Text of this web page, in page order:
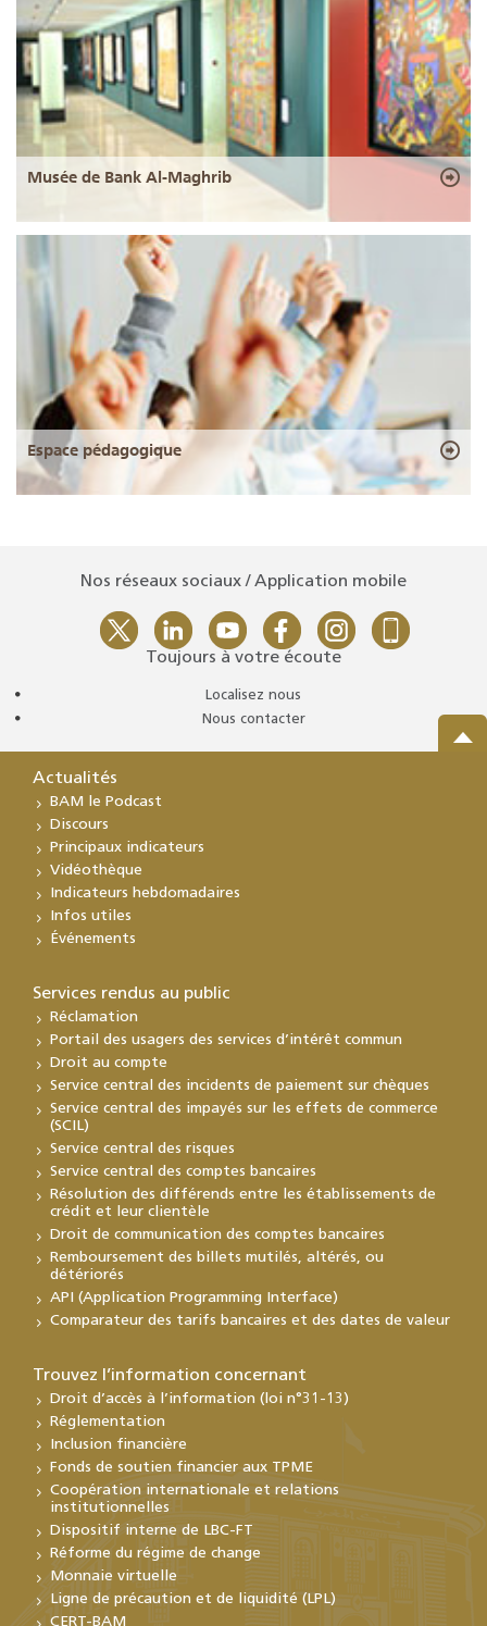
Musée de Bank Al-Maghrib
Espace pédagogique
Nos réseaux sociaux / Application mobile
Toujours à votre écoute
Localisez nous
Nous contacter
Actualités
BAM le Podcast
Discours
Principaux indicateurs
Vidéothèque
Indicateurs hebdomadaires
Infos utiles
Événements
Services rendus au public
Réclamation
Portail des usagers des services d’intérêt commun
Droit au compte
Service central des incidents de paiement sur chèques
Service central des impayés sur les effets de commerce
(SCIL)
Service central des risques
Service central des comptes bancaires
Résolution des différends entre les établissements de
crédit et leur clientèle
Droit de communication des comptes bancaires
Remboursement des billets mutilés, altérés, ou
détériorés
API (Application Programming Interface)
Comparateur des tarifs bancaires et des dates de valeur
Trouvez l’information concernant
Droit d’accès à l’information (loi n°31-13)
Réglementation
Inclusion financière
Fonds de soutien financier aux TPME
Coopération internationale et relations
institutionnelles
Dispositif interne de LBC-FT
Réforme du régime de change
Monnaie virtuelle
Ligne de précaution et de liquidité (LPL)
CERT-BAM